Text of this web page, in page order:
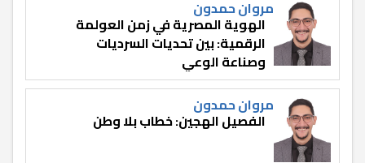
مروان حمدون
الهوية المصرية في زمن العولمة
الرقمية: بين تحديات السرديات
وصناعة الوعي
مروان حمدون
الفصيل الهجين: خطاب بلا وطن